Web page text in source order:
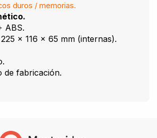
duros / memorias.
ABS.
225 x 116 x 65 mm (internas).
de fabricación.